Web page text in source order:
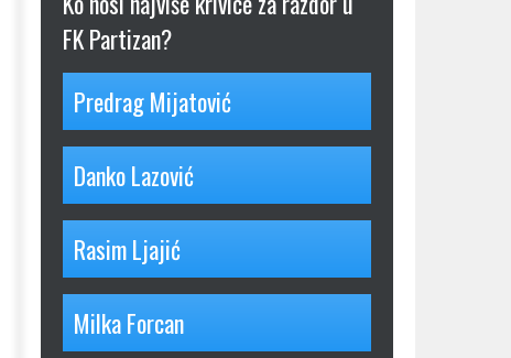
FK Partizan?
Predrag Mijatović
Danko Lazović
Rasim Ljajić
Milka Forcan